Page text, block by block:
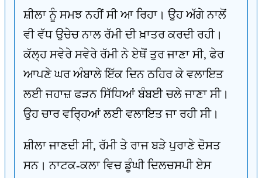
ਸ਼ੀਲਾ ਨੂੰ ਸਮਝ ਨਹੀਂ ਸੀ ਆ ਰਿਹਾ। ਉਹ ਅੱਗੇ ਨਾਲੋਂ
ਵੀ ਵੱਧ ਉਚੇਚ ਨਾਲ ਰੱਮੀ ਦੀ ਖ਼ਾਤਰ ਕਰਦੀ ਰਹੀ।
ਕੱਲ੍ਹ ਸਵੇਰੇ ਸਵੇਰੇ ਰੱਮੀ ਨੇ ਏਥੋਂ ਤੁਰ ਜਾਣਾ ਸੀ, ਫੇਰ
ਆਪਣੇ ਘਰ ਅੰਬਾਲੇ ਇੱਕ ਦਿਨ ਠਹਿਰ ਕੇ ਵਲਾਇਤ
ਲਈ ਜਹਾਜ਼ ਫੜਨ ਸਿੱਧਿਆਂ ਬੰਬਈ ਚਲੇ ਜਾਣਾ ਸੀ।
ਉਹ ਚਾਰ ਵਰ੍ਹਿਆਂ ਲਈ ਵਲਾਇਤ ਜਾ ਰਹੀ ਸੀ।
ਸ਼ੀਲਾ ਜਾਣਦੀ ਸੀ, ਰੱਮੀ ਤੇ ਰਾਜ ਬੜੇ ਪੁਰਾਣੇ ਦੋਸਤ
ਸਨ। ਨਾਟਕ-ਕਲਾ ਵਿਚ ਡੂੰਘੀ ਦਿਲਚਸਪੀ ਏਸ